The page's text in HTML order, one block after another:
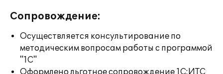
Сопровождение:
Осуществляется консультирование по
методическим вопросам работы с программой
"1С"
Оформлено льготное сопровождение 1С:ИТС